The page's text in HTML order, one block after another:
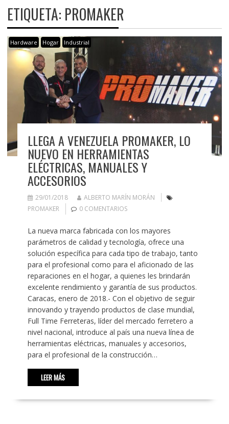
ETIQUETA: PROMAKER
Hardware Hogar Industrial
LLEGA A VENEZUELA PROMAKER, LO
NUEVO EN HERRAMIENTAS
ELÉCTRICAS, MANUALES Y
ACCESORIOS
29/01/2018
ALBERTO MARÍN MORÁN
PROMAKER
0 COMENTARIOS
La nueva marca fabricada con los mayores
parámetros de calidad y tecnología, ofrece una
solución específica para cada tipo de trabajo, tanto
para el profesional como para el aficionado de las
reparaciones en el hogar, a quienes les brindarán
excelente rendimiento y garantía de sus productos.
Caracas, enero de 2018.- Con el objetivo de seguir
innovando y trayendo productos de clase mundial,
Full Time Ferreteras, líder del mercado ferretero a
nivel nacional, introduce al país una nueva línea de
herramientas eléctricas, manuales y accesorios,
para el profesional de la construcción…
LEER MÁS